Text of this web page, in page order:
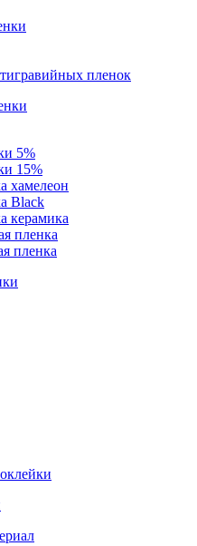
пленок
5%
15%
хамелеон
Black
керамика
пленка
пленка